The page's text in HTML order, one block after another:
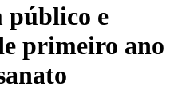
público e
primeiro ano